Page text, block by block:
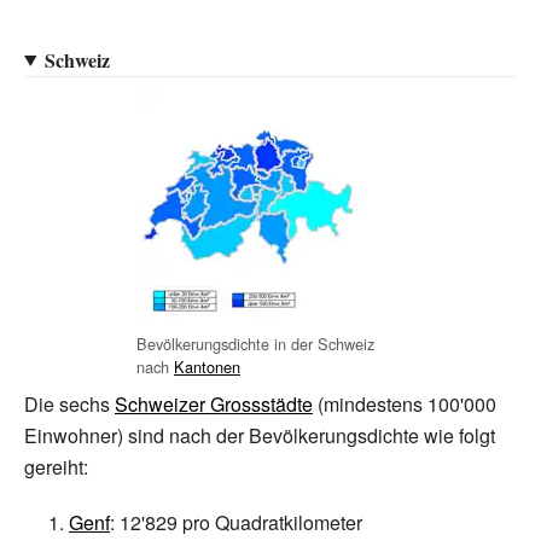
Schweiz
Bevölkerungsdichte in der Schweiz
nach Kantonen
Die sechsSchweizer Grossstädte (mindestens 100'000
Einwohner) sind nach der Bevölkerungsdichte wie folgt
gereiht:
Genf: 12'829 pro Quadratkilometer